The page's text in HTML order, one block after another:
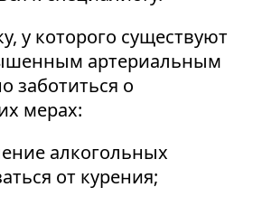
у которого существуют
артериальным
заботиться о
мерах:
алкогольных
от курения;